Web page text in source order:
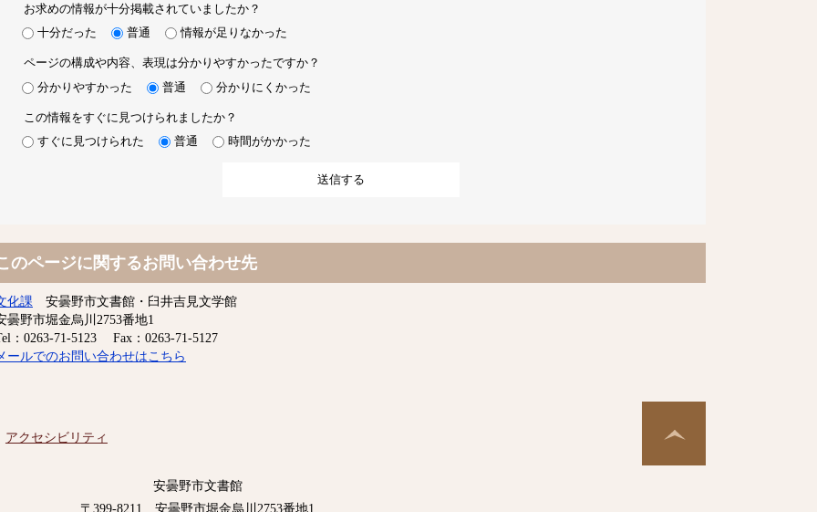
お求めの情報が十分掲載されていましたか？
十分だった
普通 情報が足りなかった
ページの構成や内容、表現は分かりやすかったですか？
分かりやすかった
普通 分かりにくかった
この情報をすぐに見つけられましたか？
すぐに見つけられた
普通 時間がかかった
のページに関するお問い合わせ先
化課
安曇野市文書館・臼井吉見文学館
曇野市堀金烏川2753番地1
：0263-71-5123
Fax：0263-71-5127
ールでのお問い合わせはこちら
アクセシビリティ
安曇野市文書館
〒399-8211 安曇野市堀金烏川2753番地1